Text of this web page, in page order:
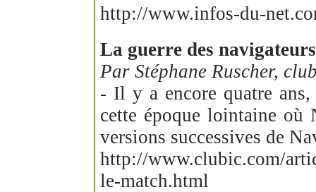
http://www.infos-du-
La guerre des
Par Stéphane Ruscher,
- Il y a encore quatre
cette époque lointaine où
versions successives de
http://www.clubic.com/
le-match.html